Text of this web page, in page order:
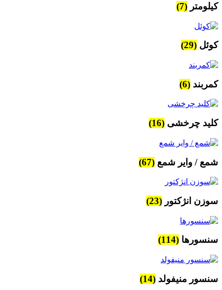
کیلومتر (7)
کوئل (29)
کمربند (6)
کلید چرخشی (16)
شمع / وایر شمع (67)
سوزن انژکتور (23)
سنسورها (114)
سنسور منیفولد (14)